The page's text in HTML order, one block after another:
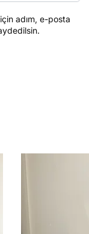
adım, e-posta